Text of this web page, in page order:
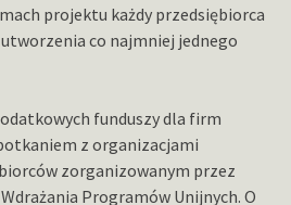
projektu każdy przedsiębiorca
co najmniej jednego
funduszy dla firm
z organizacjami
zorganizowanym przez
Programów Unijnych. O